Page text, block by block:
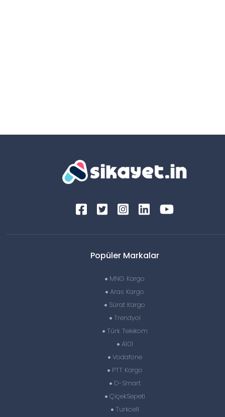
Popüler Markalar
MNG Kargo
Aras Kargo
Sürat Kargo
Trendyol
Türk Telekom
A101
Vodafone
PTT Kargo
D-Smart
ÇiçekSepeti
Turkcell